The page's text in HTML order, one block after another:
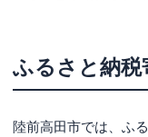
ふるさと納税
陸前高田市では、ふ